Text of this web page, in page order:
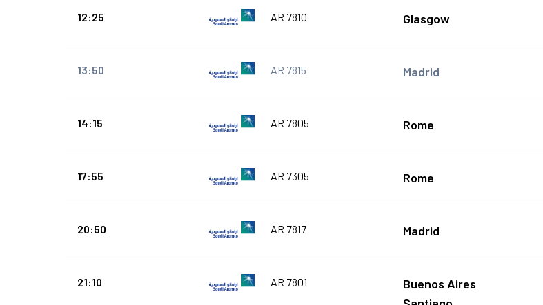
12:25 AR 7810 Glasgow
13:50 AR 7815 Madrid
14:15 AR 7805 Rome
17:55 AR 7305 Rome
20:50 AR 7817 Madrid
21:10 AR 7801
Buenos Aires